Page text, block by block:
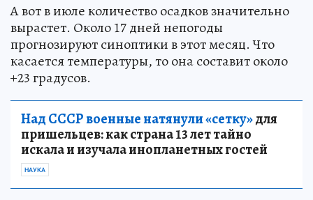
А вот в июле количество осадков значительно
вырастет. Около 17 дней непогоды
прогнозируют синоптики в этот месяц. Что
касается температуры, то она составит около
+23 градусов.
Над СССР военные натянули «сетку»для
пришельцев: как страна 13 лет тайно
искала и изучала инопланетных гостей
НАУКА